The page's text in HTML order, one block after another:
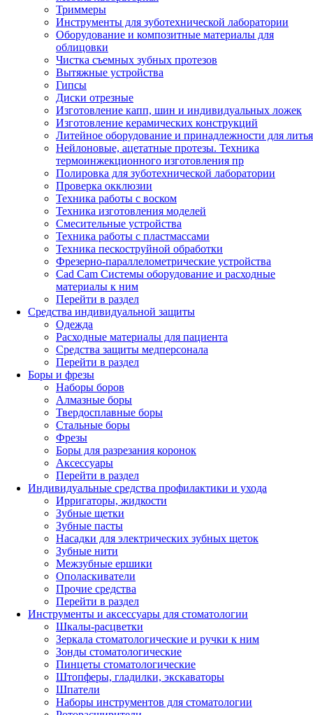
Триммеры
Инструменты для зуботехнической лаборатории
Оборудование и композитные материалы для
облицовки
Чистка съемных зубных протезов
Вытяжные устройства
Гипсы
Диски отрезные
Изготовление капп, шин и индивидуальных ложек
Изготовление керамических конструкций
Литейное оборудование и принадлежности для литья
Нейлоновые, ацетатные протезы. Техника
термоинжекционного изготовления пр
Полировка для зуботехнической лаборатории
Проверка окклюзии
Техника работы с воском
Техника изготовления моделей
Смесительные устройства
Техника работы с пластмассами
Техника пескоструйной обработки
Фрезерно-параллелометрические устройства
Cad Cam Системы оборудование и расходные
материалы к ним
Перейти в раздел
Средства индивидуальной защиты
Одежда
Расходные материалы для пациента
Средства защиты медперсонала
Перейти в раздел
Боры и фрезы
Наборы боров
Алмазные боры
Твердосплавные боры
Стальные боры
Фрезы
Боры для разрезания коронок
Аксессуары
Перейти в раздел
Индивидуальные средства профилактики и ухода
Ирригаторы, жидкости
Зубные щетки
Зубные пасты
Насадки для электрических зубных щеток
Зубные нити
Межзубные ершики
Ополаскиватели
Прочие средства
Перейти в раздел
Инструменты и аксессуары для стоматологии
Шкалы-расцветки
Зеркала стоматологические и ручки к ним
Зонды стоматологические
Пинцеты стоматологические
Штопферы, гладилки, экскаваторы
Шпатели
Наборы инструментов для стоматологии